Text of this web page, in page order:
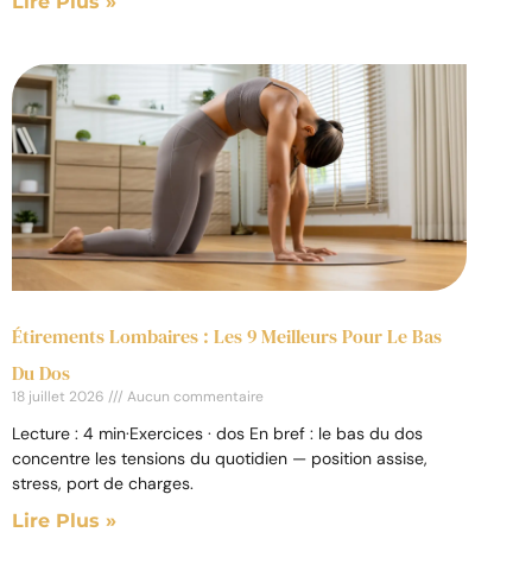
Étirements Lombaires : Les 9 Meilleurs Pour Le Bas
Du Dos
18 juillet 2026 Aucun commentaire
Lecture : 4 min·Exercices · dos En bref : le bas du dos
concentre les tensions du quotidien — position assise,
stress, port de charges.
Lire Plus »